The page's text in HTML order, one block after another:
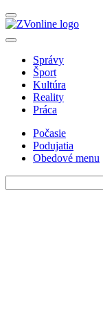
Správy
Šport
Kultúra
Reality
Práca
Počasie
Podujatia
Obedové menu